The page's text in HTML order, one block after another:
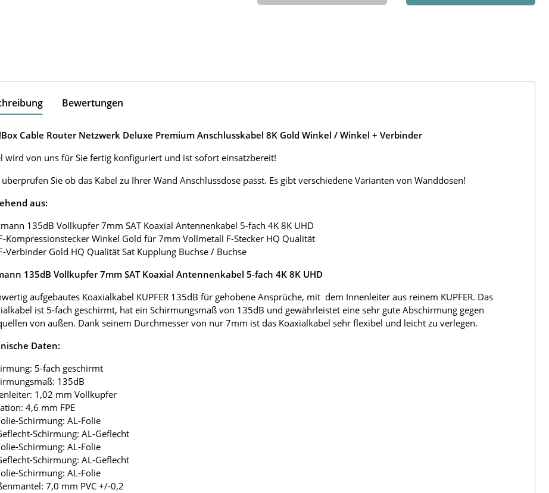
Bewertungen
Cable Router Netzwerk Deluxe Premium Anschlusskabel 8K Gold Winkel / Winkel + Verbinder
wird von uns für Sie fertig konfiguriert und ist sofort einsatzbereit!
Sie ob das Kabel zu Ihrer Wand Anschlussdose passt. Es gibt verschiedene Varianten von Wanddosen!
aus:
135dB Vollkupfer 7mm SAT Koaxial Antennenkabel 5-fach 4K 8K UHD
Kompressionstecker Winkel Gold für 7mm Vollmetall F-Stecker HQ Qualität
Verbinder Gold HQ Qualität Sat Kupplung Buchse / Buchse
135dB Vollkupfer 7mm SAT Koaxial Antennenkabel 5-fach 4K 8K UHD
aufgebautes Koaxialkabel KUPFER 135dB für gehobene Ansprüche, mit dem Innenleiter aus reinem KUPFER. Das
ist 5-fach geschirmt, hat ein Schirmungsmaß von 135dB und gewährleistet eine sehr gute Abschirmung gegen
von außen. Dank seinem Durchmesser von nur 7mm ist das Koaxialkabel sehr flexibel und leicht zu verlegen.
Daten:
5-fach geschirmt
135dB
1,02 mm Vollkupfer
4,6 mm FPE
Schirmung: AL-Folie
Schirmung: AL-Geflecht
Schirmung: AL-Folie
Schirmung: AL-Geflecht
Schirmung: AL-Folie
7,0 mm PVC +/-0,2